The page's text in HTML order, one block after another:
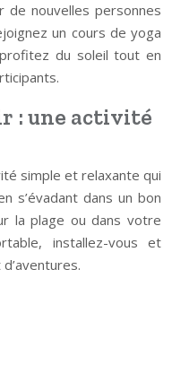
nouvelles personnes
un cours de yoga
du soleil tout en
: une activité
simple et relaxante qui
s’évadant dans un bon
la plage ou dans votre
installez-vous et